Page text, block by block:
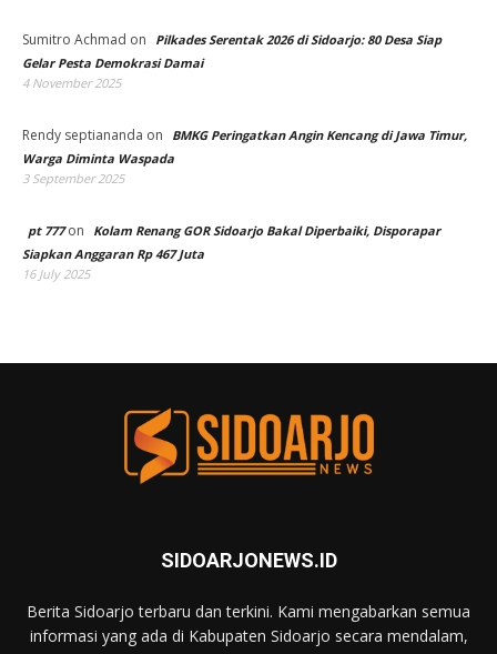
Sumitro Achmad on
Pilkades Serentak 2026 di Sidoarjo: 80 Desa Siap
Gelar Pesta Demokrasi Damai
4 November 2025
Rendy septiananda on
BMKG Peringatkan Angin Kencang di Jawa Timur,
Warga Diminta Waspada
3 September 2025
pt 777on
Kolam Renang GOR Sidoarjo Bakal Diperbaiki, Disporapar
Siapkan Anggaran Rp 467 Juta
16 July 2025
SIDOARJONEWS.ID
Berita Sidoarjo terbaru dan terkini. Kami mengabarkan semua
informasi yang ada di Kabupaten Sidoarjo secara mendalam,